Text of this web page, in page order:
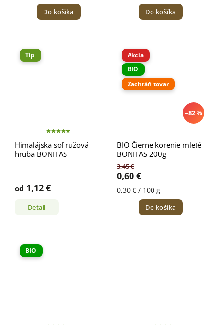
Do košíka Do košíka
Tip
Himalájska soľ ružová
hrubá BONITAS
od 1,12 €
Detail
Akcia
BIO
Zachráň tovar
–82 %
BIO Čierne korenie mleté
BONITAS 200g
3,45 €
0,60 €
0,30 € / 100 g
Do košíka
BIO